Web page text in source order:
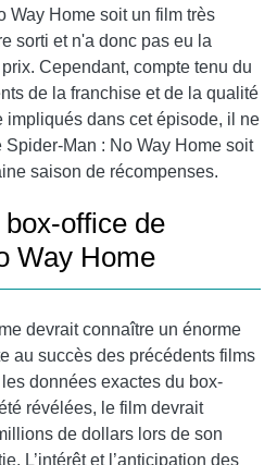
Way Home soit un film très
sorti et n'a donc pas eu la
Cependant, compte tenu du
de la franchise et de la qualité
impliqués dans cet épisode, il ne
Man : No Way Home soit
saison de récompenses.
office de
Way Home
devrait connaître un énorme
au succès des précédents films
données exactes du box-
révélées, le film devrait
de dollars lors de son
L’intérêt et l’anticipation des